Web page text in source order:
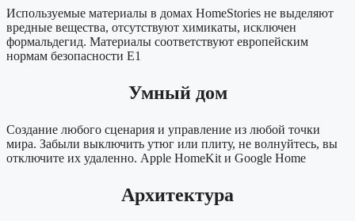
Используемые материалы в домах HomeStories не выделяют
вредные вещества, отсутствуют химикаты, исключен
формальдегид. Материалы соответствуют европейским
нормам безопасности E1
Умный дом
Создание любого сценария и управление из любой точки
мира. Забыли выключить утюг или плиту, не волнуйтесь, вы
отключите их удаленно. Apple HomeKit и Google Home
Архитектура